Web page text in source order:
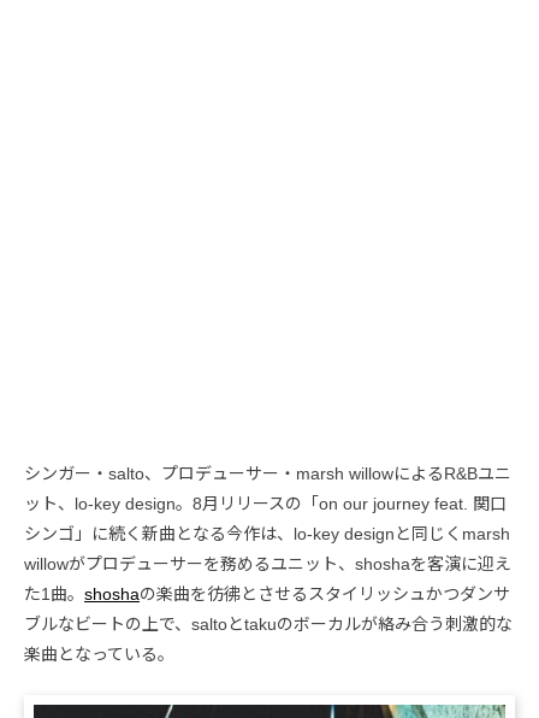
シンガー・salto、プロデューサー・marsh willowによるR&Bユニ
ット、lo-key design。8月リリースの「on our journey feat. 関口
シンゴ」に続く新曲となる今作は、lo-key designと同じくmarsh
willowがプロデューサーを務めるユニット、shoshaを客演に迎え
た1曲。 shoshaの楽曲を彷彿とさせるスタイリッシュかつダンサ
ブルなビートの上で、saltoとtakuのボーカルが絡み合う刺激的な
楽曲となっている。